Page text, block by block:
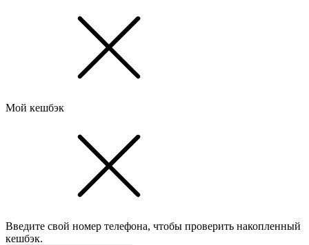
Мой кешбэк
Введите свой номер телефона, чтобы проверить накопленный
кешбэк.